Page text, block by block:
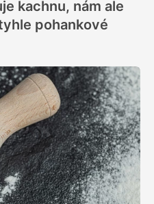
kachnu, nám ale
pohankové